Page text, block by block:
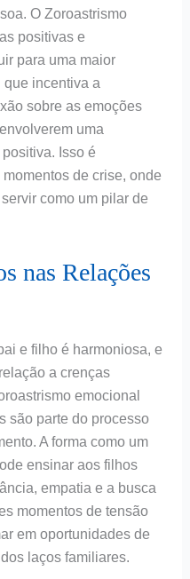
O Zoroastrismo
positivas e
para uma maior
incentiva a
sobre as emoções
uma
Isso é
de crise, onde
como um pilar de
nas Relações
e filho é harmoniosa, e
a crenças
emocional
são parte do processo
A forma como um
ensinar aos filhos
empatia e a busca
momentos de tensão
em oportunidades de
laços familiares.